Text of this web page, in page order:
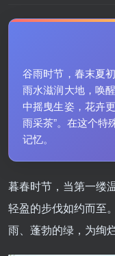
谷雨时节，春末夏
雨水滋润大地，唤
中摇曳生姿，花卉
雨采茶”。在这个特
记忆。
暮春时节，当第一缕
轻盈的步伐如约而至
雨、蓬勃的绿，为绚